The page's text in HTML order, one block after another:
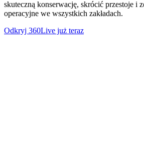
skuteczną konserwację, skrócić przestoje i
operacyjne we wszystkich zakładach.
Odkryj 360Live już teraz